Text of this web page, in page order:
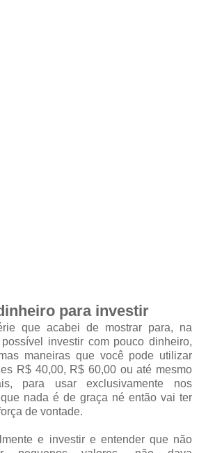
para investir
que acabei de mostrar para, na
investir com pouco dinheiro,
maneiras que você pode utilizar
R$ 40,00, R$ 60,00 ou até mesmo
para usar exclusivamente nos
nada é de graça né então vai ter
de vontade.
e investir e entender que não